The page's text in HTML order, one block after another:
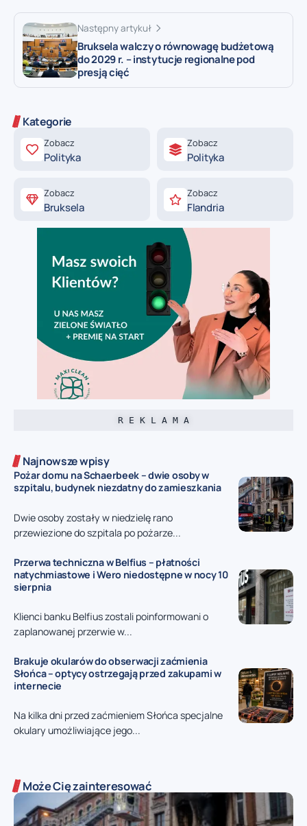
Następny artykuł
Bruksela walczy o równowagę budżetową
do 2029 r. – instytucje regionalne pod
presją cięć
Kategorie
Zobacz
Polityka
Zobacz
Polityka
Zobacz
Bruksela
Zobacz
Flandria
R E K L A M A
Najnowsze wpisy
Pożar domu na Schaerbeek – dwie osoby w
szpitalu, budynek niezdatny do zamieszkania
Dwie osoby zostały w niedzielę rano
przewiezione do szpitala po pożarze...
Przerwa techniczna w Belfius – płatności
natychmiastowe i Wero niedostępne w nocy 10
sierpnia
Klienci banku Belfius zostali poinformowani o
zaplanowanej przerwie w...
Brakuje okularów do obserwacji zaćmienia
Słońca – optycy ostrzegają przed zakupami w
internecie
Na kilka dni przed zaćmieniem Słońca specjalne
okulary umożliwiające jego...
Może Cię zainteresować